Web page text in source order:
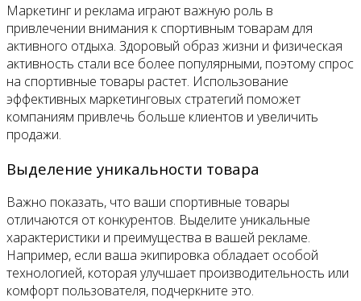
Маркетинг и реклама играют важную роль в
привлечении внимания к спортивным товарам для
активного отдыха. Здоровый образ жизни и физическая
активность стали все более популярными, поэтому спрос
на спортивные товары растет. Использование
эффективных маркетинговых стратегий поможет
компаниям привлечь больше клиентов и увеличить
продажи.
Выделение уникальности товара
Важно показать, что ваши спортивные товары
отличаются от конкурентов. Выделите уникальные
характеристики и преимущества в вашей рекламе.
Например, если ваша экипировка обладает особой
технологией, которая улучшает производительность или
комфорт пользователя, подчеркните это.